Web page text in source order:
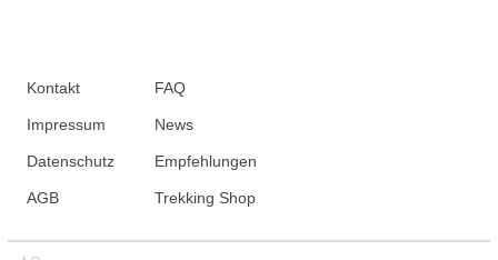
Kontakt
Impressum
Datenschutz
AGB
FAQ
News
Empfehlungen
Trekking Shop